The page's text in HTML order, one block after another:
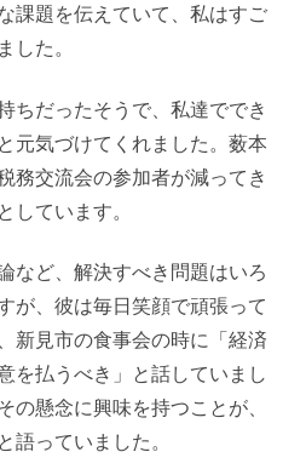
課題を伝えていて、私はすご
した。
ちだったそうで、私達ででき
元気づけてくれました。薮本
務交流会の参加者が減ってき
しています。
など、解決すべき問題はいろ
が、彼は毎日笑顔で頑張って
新見市の食事会の時に「経済
を払うべき」と話していまし
の懸念に興味を持つことが、
語っていました。